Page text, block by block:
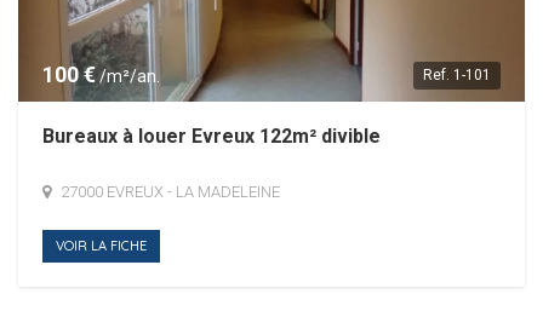
100 €/m²/an. Ref. 1-101
Bureaux à louer Evreux 122m² divible
27000 EVREUX - LA MADELEINE
VOIR LA FICHE